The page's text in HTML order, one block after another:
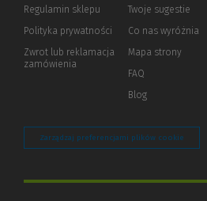
Regulamin sklepu
Polityka prywatności (Nowe
(Link
innej
Zwrot lub reklamacja
zamówienia
innej
strony)
Twoje sugestie
Co nas wyróżnia
Mapa strony
FAQ
Blog
Zarządzaj preferencjami plików cookie